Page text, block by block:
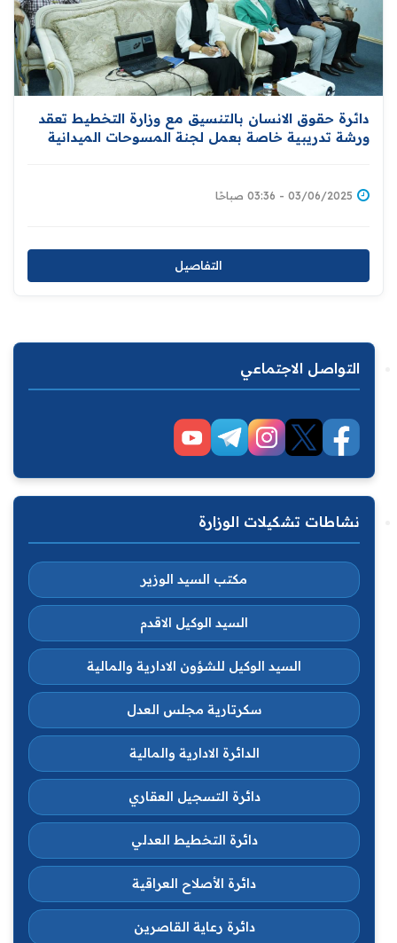
دائرة حقوق الانسان بالتنسيق مع وزارة التخطيط تعقد
ورشة تدريبية خاصة بعمل لجنة المسوحات الميدانية
03/06/2025 - 03:36 صباحًا
التفاصيل
التواصل الاجتماعي
نشاطات تشكيلات الوزارة
مكتب السيد الوزير
السيد الوكيل الاقدم
السيد الوكيل للشؤون الادارية والمالية
سكرتارية مجلس العدل
الدائرة الادارية والمالية
دائرة التسجيل العقاري
دائرة التخطيط العدلي
دائرة الأصلاح العراقية
دائرة رعاية القاصرين